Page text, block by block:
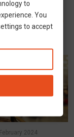
Budapestre
2024
to
You
to accept